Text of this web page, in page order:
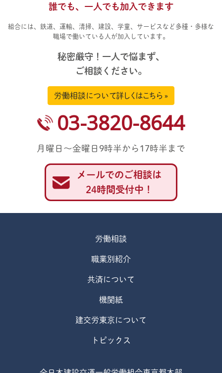
誰でも、一人でも加入できます
組合には、鉄道、運輸、清掃、建設、学童、サービスなど多種・多様な
職場で働いている人が加入しています。
秘密厳守！一人で悩まず、
ご相談ください。
労働相談について詳しくはこちら »
03-3820-8644
月曜日～金曜日9時半から17時半まで
メールでのご相談は
24時間受付中！
労働相談
職業別紹介
共済について
機関紙
建交労東京について
トピックス